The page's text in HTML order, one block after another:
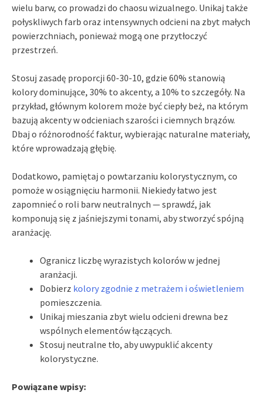
wielu barw, co prowadzi do chaosu wizualnego. Unikaj także
połyskliwych farb oraz intensywnych odcieni na zbyt małych
powierzchniach, ponieważ mogą one przytłoczyć
przestrzeń.
Stosuj zasadę proporcji 60-30-10, gdzie 60% stanowią
kolory dominujące, 30% to akcenty, a 10% to szczegóły. Na
przykład, głównym kolorem może być ciepły beż, na którym
bazują akcenty w odcieniach szarości i ciemnych brązów.
Dbaj o różnorodność faktur, wybierając naturalne materiały,
które wprowadzają głębię.
Dodatkowo, pamiętaj o powtarzaniu kolorystycznym, co
pomoże w osiągnięciu harmonii. Niekiedy łatwo jest
zapomnieć o roli barw neutralnych — sprawdź, jak
komponują się z jaśniejszymi tonami, aby stworzyć spójną
aranżację.
Ogranicz liczbę wyrazistych kolorów w jednej
aranżacji.
Dobierz kolory zgodnie z metrażem i oświetleniem
pomieszczenia.
Unikaj mieszania zbyt wielu odcieni drewna bez
wspólnych elementów łączących.
Stosuj neutralne tło, aby uwypuklić akcenty
kolorystyczne.
Powiązane wpisy: